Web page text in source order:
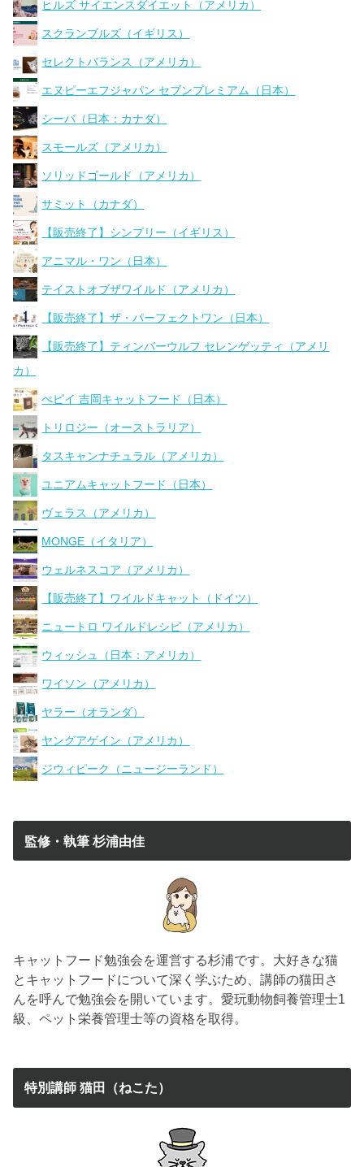
ヒルズ サイエンスダイエット（アメリカ）
スクランブルズ（イギリス）
セレクトバランス（アメリカ）
エヌピーエフジャパン セブンプレミアム（日本）
シーバ（日本：カナダ）
スモールズ（アメリカ）
ソリッドゴールド（アメリカ）
サミット（カナダ）
【販売終了】シンプリー（イギリス）
アニマル・ワン（日本）
テイストオブザワイルド（アメリカ）
【販売終了】ザ・パーフェクトワン（日本）
【販売終了】ティンバーウルフ セレンゲッティ（アメリ
カ）
ぺピイ 吉岡キャットフード（日本）
トリロジー（オーストラリア）
タスキャンナチュラル（アメリカ）
ユニアムキャットフード（日本）
ヴェラス（アメリカ）
MONGE（イタリア）
ウェルネスコア（アメリカ）
【販売終了】ワイルドキャット（ドイツ）
ニュートロ ワイルドレシピ（アメリカ）
ウィッシュ（日本：アメリカ）
ワイソン（アメリカ）
ヤラー（オランダ）
ヤングアゲイン（アメリカ）
ジウィピーク（ニュージーランド）
監修・執筆 杉浦由佳
キャットフード勉強会を運営する杉浦です。大好きな猫
とキャットフードについて深く学ぶため、講師の猫田さ
んを呼んで勉強会を開いています。愛玩動物飼養管理士1
級、ペット栄養管理士等の資格を取得。
特別講師 猫田（ねこた）